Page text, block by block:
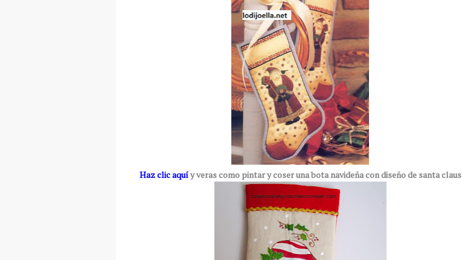
Haz clic aquíy veras como pintar y coser una bota navideña con diseño de santa claus